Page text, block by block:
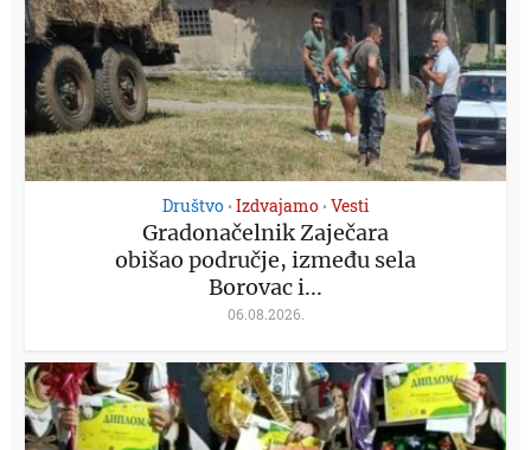
Društvo • Izdvajamo • Vesti
Gradonačelnik Zaječara
obišao područje, između sela
Borovac i...
06.08.2026.